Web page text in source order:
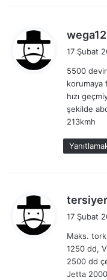
17 Şubat
5500
korumaya
hızı
şekilde
213kmh
tersiyer
17 Şubat
Maks.
1250 dd,
2500 dd
Jetta